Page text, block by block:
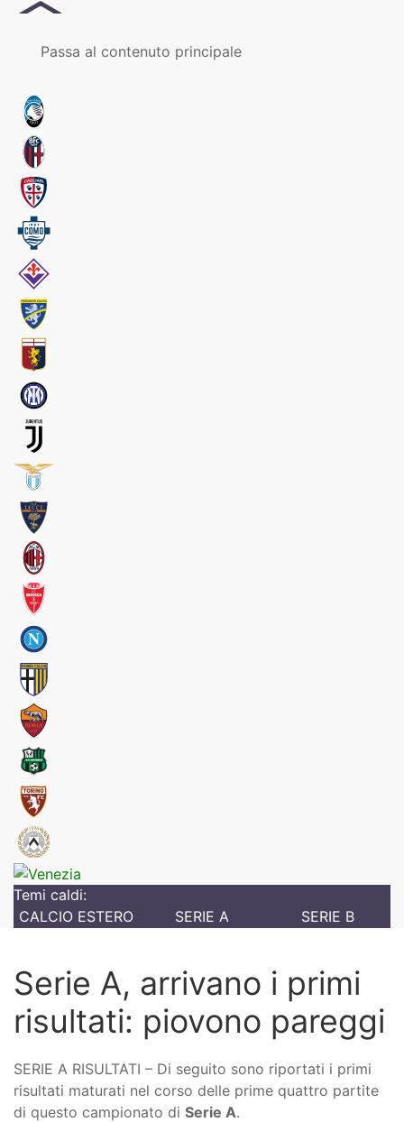
Passa al contenuto principale
Temi caldi:
CALCIO ESTERO
SERIE A SERIE B
Serie A, arrivano i primi
risultati: piovono pareggi
SERIE A RISULTATI – Di seguito sono riportati i primi
risultati maturati nel corso delle prime quattro partite
di questo campionato di Serie A.